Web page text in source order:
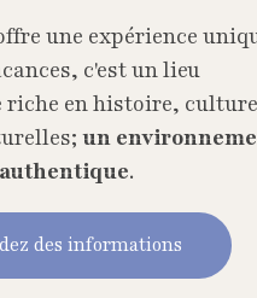
une expérience
c'est un lieu
riche en histoire,
un
.
des informations